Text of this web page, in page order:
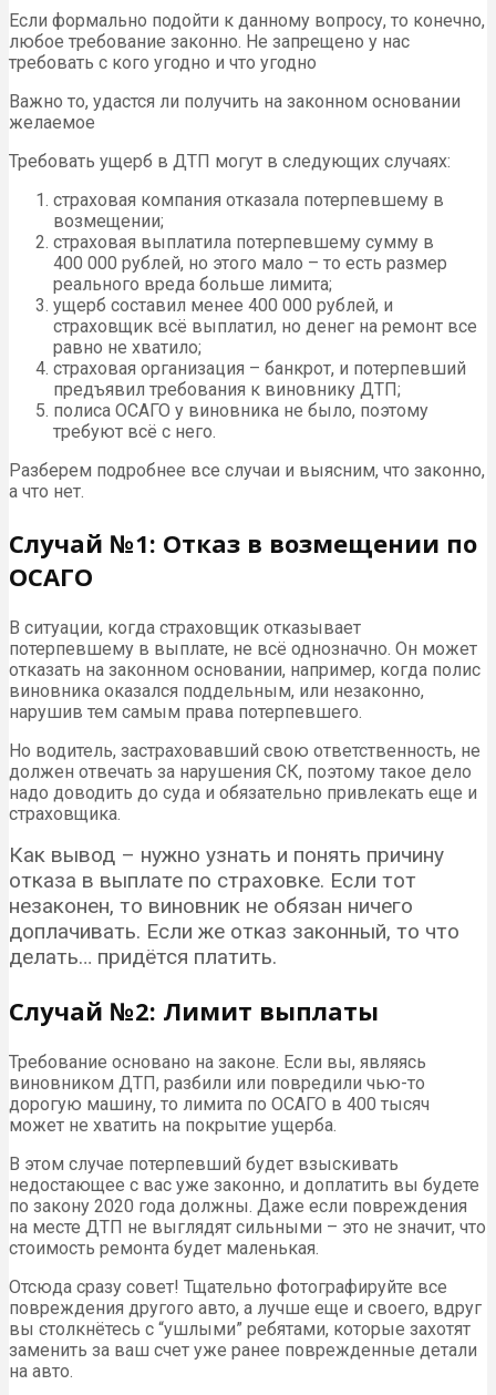
Если формально подойти к данному вопросу, то конечно,
любое требование законно. Не запрещено у нас
требовать с кого угодно и что угодно
Важно то, удастся ли получить на законном основании
желаемое
Требовать ущерб в ДТП могут в следующих случаях:
страховая компания отказала потерпевшему в
возмещении;
страховая выплатила потерпевшему сумму в
400 000 рублей, но этого мало – то есть размер
реального вреда больше лимита;
ущерб составил менее 400 000 рублей, и
страховщик всё выплатил, но денег на ремонт все
равно не хватило;
страховая организация – банкрот, и потерпевший
предъявил требования к виновнику ДТП;
полиса ОСАГО у виновника не было, поэтому
требуют всё с него.
Разберем подробнее все случаи и выясним, что законно,
а что нет.
Случай №1: Отказ в возмещении по
ОСАГО
В ситуации, когда страховщик отказывает
потерпевшему в выплате, не всё однозначно. Он может
отказать на законном основании, например, когда полис
виновника оказался поддельным, или незаконно,
нарушив тем самым права потерпевшего.
Но водитель, застраховавший свою ответственность, не
должен отвечать за нарушения СК, поэтому такое дело
надо доводить до суда и обязательно привлекать еще и
страховщика.
Как вывод – нужно узнать и понять причину
отказа в выплате по страховке. Если тот
незаконен, то виновник не обязан ничего
доплачивать. Если же отказ законный, то что
делать… придётся платить.
Случай №2: Лимит выплаты
Требование основано на законе. Если вы, являясь
виновником ДТП, разбили или повредили чью-то
дорогую машину, то лимита по ОСАГО в 400 тысяч
может не хватить на покрытие ущерба.
В этом случае потерпевший будет взыскивать
недостающее с вас уже законно, и доплатить вы будете
по закону 2020 года должны. Даже если повреждения
на месте ДТП не выглядят сильными – это не значит, что
стоимость ремонта будет маленькая.
Отсюда сразу совет! Тщательно фотографируйте все
повреждения другого авто, а лучше еще и своего, вдруг
вы столкнётесь с “ушлыми” ребятами, которые захотят
заменить за ваш счет уже ранее поврежденные детали
на авто.